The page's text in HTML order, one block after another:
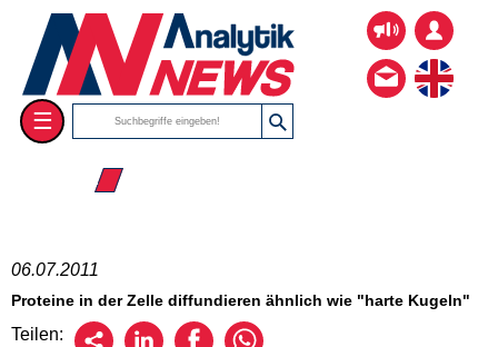
☰
☰ 2011
06.07.2011
Proteine in der Zelle diffundieren ähnlich wie "harte Kugeln"
Teilen: